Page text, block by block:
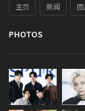
主页 新闻
PHOTOS